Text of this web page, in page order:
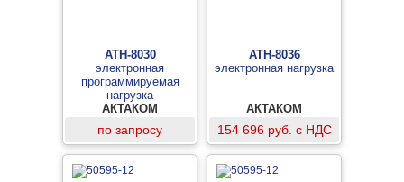
АТН-8030
электронная
программируемая
нагрузка
АКТАКОМ
по запросу
АТН-8036
электронная нагрузка
АКТАКОМ
154 696 руб. с НДС